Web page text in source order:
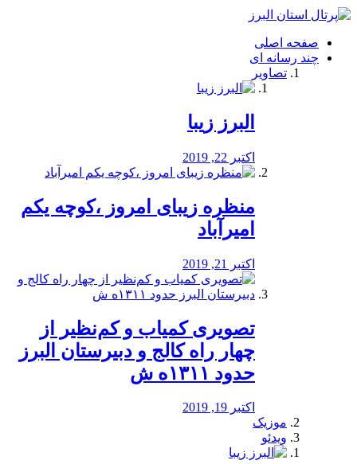
فصد
شرق
تهران
خشکشویی
صفحه اصلی
چند رسانه ای
تصاویر
البرز زیبا
اکتبر 22, 2019
منظره‌‌ زیبای امروز ،کوچه یکم
امیرآباد
اکتبر 21, 2019
️تصویری کمیاب و کم‌نظیر از
چهار راه كالج و دبيرستان البرز
حدود ۱۳۱۱ه ش
اکتبر 19, 2019
موزیک
ویدئو